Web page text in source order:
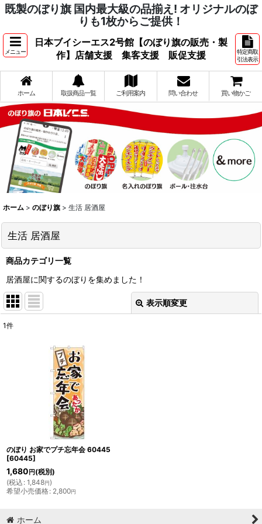
既製のぼり旗 国内最大級の品揃え! オリジナルのぼ
りも1枚からご提供！
メニュー
日本ブイシーエス2号館【のぼり旗の販売・製
作】店舗支援 集客支援 販促支援
特定商取
引法表示
ホーム 取扱商品一覧 ご利用案内 問い合わせ 買い物かご
ホーム > のぼり旗 > 生活 居酒屋
生活 居酒屋
商品カテゴリ一覧
居酒屋に関するのぼりを集めました！
表示順変更
1件
のぼり お家でプチ忘年会 60445
[60445]
1,680 円 (税別)
(税込 : 1,848円)
希望小売価格: 2,800円
ホーム